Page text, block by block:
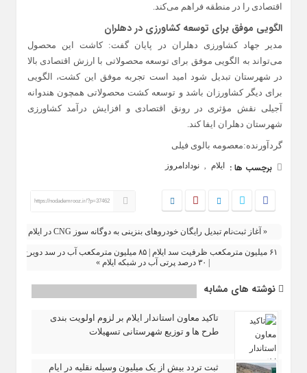
اقتصادی را در منطقه فراهم می‌کند.
الگویی موفق برای توسعه کشاورزی در دهلران
مدیر جهاد کشاورزی دهلران در پایان گفت: کاشت این محصول
می‌تواند به الگویی موفق برای توسعه محصولاتی با ارزش اقتصادی بالا
در شهرستان تبدیل شود امید است تجربه موفق این کشت، الگویی
برای دیگر کشاورزان باشد و توسعه کشت محصولاتی همچون هندوانه
آجیلی نقش مؤثری در رونق اقتصادی و افزایش درآمد کشاورزی
شهرستان دهلران ایفا کند.
گردآورنده:معصومه بالوی فیلی
برچسب ها : ایلام نودادامروز
https://nodademrooz.ir/?p=37462
« آغاز ثبت‌نام تبدیل رایگان خودروهای بنزینی به دوگانه‌ سوز CNG در ایلام
۶۱ میلیون مترمکعب ظرفیت سد ایلام | ۸۵ میلیون مترمکعب آب در سد دویرج
نوشته های مشابه
تاکید معاون استاندار ایلام بر لزوم اولویت‌ بندی
طرح‌ ها و توزیع شهرستانی تسهیلات
ثبت تردد بیش از یک میلیون وسیله نقلیه در ایام